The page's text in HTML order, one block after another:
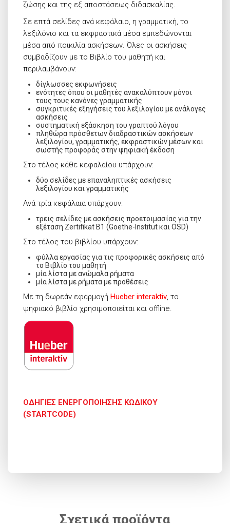
ζώσης και της εξ αποστάσεως διδασκαλίας.
Σε επτά σελίδες ανά κεφάλαιο, η γραμματική, το
λεξιλόγιο και τα εκφραστικά μέσα εμπεδώνονται
μέσα από ποικιλία ασκήσεων. Όλες οι ασκήσεις
συμβαδίζουν με το Βιβλίο του μαθητή και
περιλαμβάνουν:
δίγλωσσες εκφωνήσεις
ενότητες όπου οι μαθητές ανακαλύπτουν μόνοι
τους τους κανόνες γραμματικής
συγκριτικές εξηγήσεις του λεξιλογίου με ανάλογες
ασκήσεις
συστηματική εξάσκηση του γραπτού λόγου
πληθώρα πρόσθετων διαδραστικών ασκήσεων
λεξιλογίου, γραμματικής, εκφραστικών μέσων και
σωστής προφοράς στην ψηφιακή έκδοση
Στο τέλος κάθε κεφαλαίου υπάρχουν:
δύο σελίδες με επαναληπτικές ασκήσεις
λεξιλογίου και γραμματικής
Ανά τρία κεφάλαια υπάρχουν:
τρεις σελίδες με ασκήσεις προετοιμασίας για την
εξέταση Zertifikat B1 (Goethe-Institut και ÖSD)
Στο τέλος του βιβλίου υπάρχουν:
φύλλα εργασίας για τις προφορικές ασκήσεις από
το Βιβλίο του μαθητή
μία λίστα με ανώμαλα ρήματα
μία λίστα με ρήματα με προθέσεις
Με τη δωρεάν εφαρμογή Hueber interaktiv, το
ψηφιακό βιβλίο χρησιμοποιείται και offline.
ΟΔΗΓΙΕΣ ΕΝΕΡΓΟΠΟΙΗΣΗΣ ΚΩΔΙΚΟΥ
(STARTCODE)
Σχετικά προϊόντα